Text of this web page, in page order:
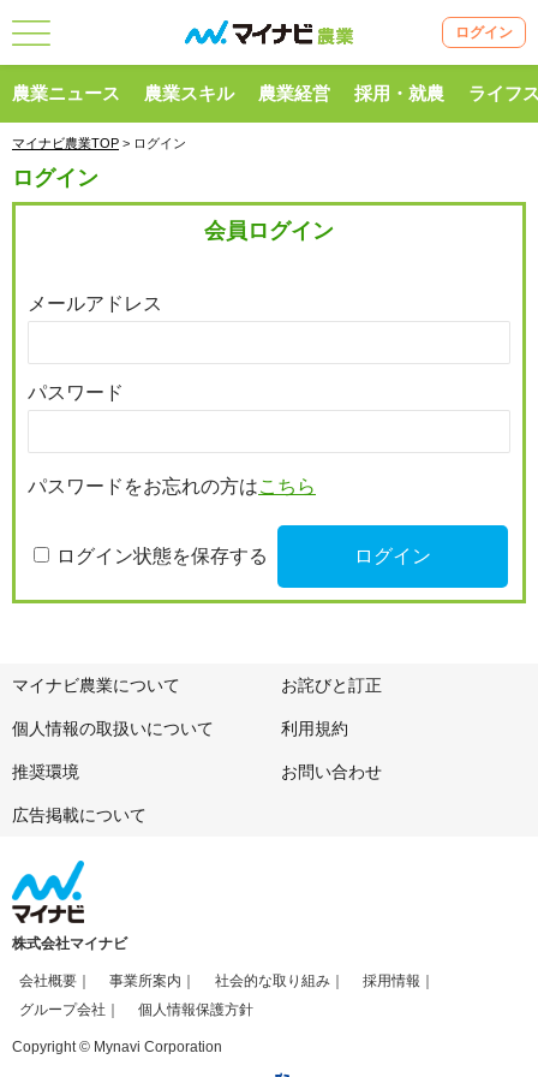
ログイン
農業ニュース 農業スキル 農業経営 採用・就農 ライフ
マイナビ農業TOP > ログイン
ログイン
会員ログイン
メールアドレス
パスワード
パスワードをお忘れの方はこちら
ログイン状態を保存する
マイナビ農業について お詫びと訂正
個人情報の取扱いについて 利用規約
推奨環境 お問い合わせ
広告掲載について
株式会社マイナビ
会社概要 事業所案内 社会的な取り組み
採用情報
グループ会社
個人情報保護方針
Copyright © Mynavi Corporation